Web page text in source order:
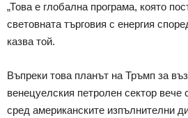
„Това е глобална програма, която
световната търговия с енергия
казва той.
Въпреки това планът на Тръмп за
венецуелския петролен сектор
сред американските изпълнителни